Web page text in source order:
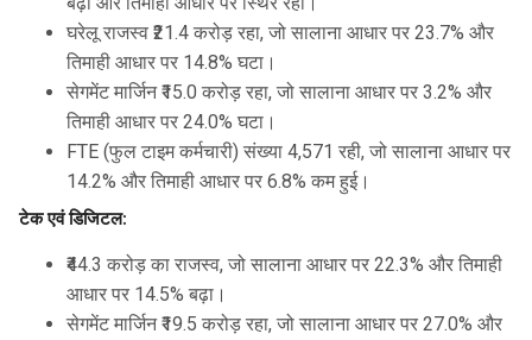
घरेलू राजस्व ₹21.4 करोड़ रहा, जो सालाना आधार पर 23.7% और
तिमाही आधार पर 14.8% घटा।
सेगमेंट मार्जिन ₹15.0 करोड़ रहा, जो सालाना आधार पर 3.2% और
तिमाही आधार पर 24.0% घटा।
FTE (फुल टाइम कर्मचारी) संख्या 4,571 रही, जो सालाना आधार पर
14.2% और तिमाही आधार पर 6.8% कम हुई।
टेक एवं डिजिटल:
₹44.3 करोड़ का राजस्व, जो सालाना आधार पर 22.3% और तिमाही
आधार पर 14.5% बढ़ा।
सेगमेंट मार्जिन ₹19.5 करोड़ रहा, जो सालाना आधार पर 27.0% और